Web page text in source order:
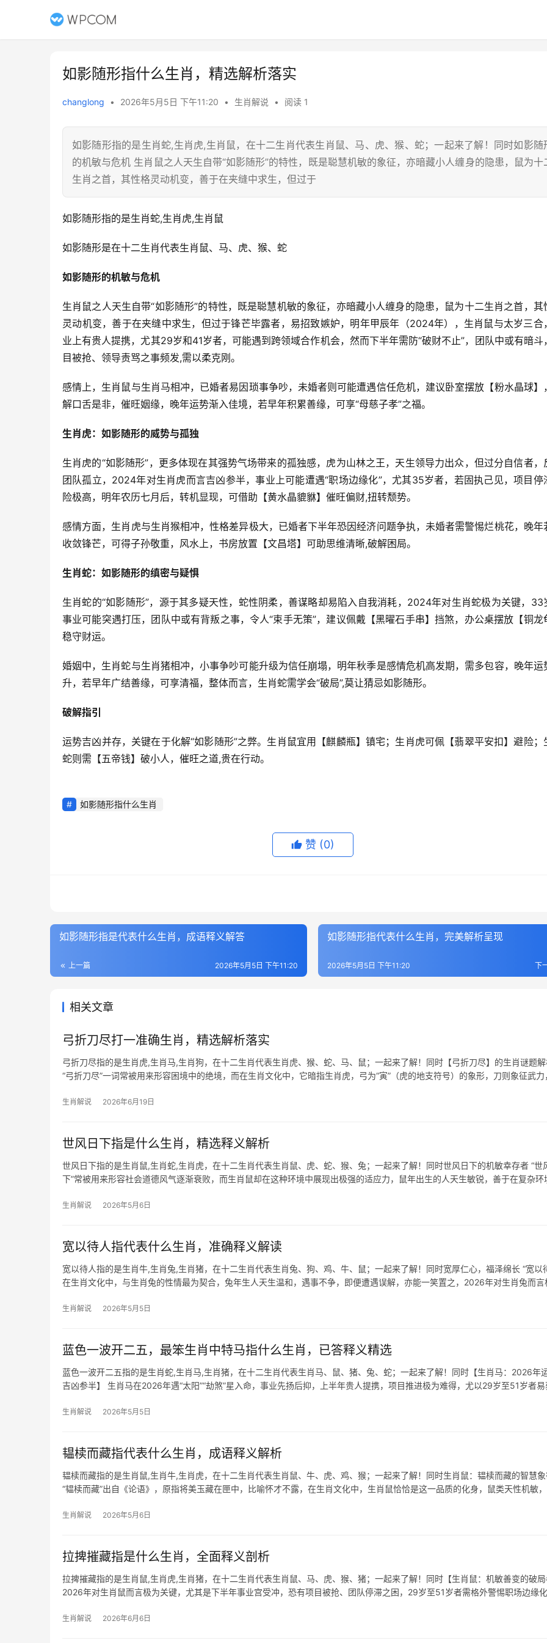
如影随形指什么生肖，精选解析落实
changlong • 2026年5月5日 下午11:20 • 生肖解说 • 阅读 1
如影随形指的是生肖蛇,生肖虎,生肖鼠，在十二生肖代表生肖鼠、马、虎、猴、蛇；一起来了解！同时如影随
的机敏与危机 生肖鼠之人天生自带“如影随形”的特性，既是聪慧机敏的象征，亦暗藏小人缠身的隐患，鼠为十
生肖之首，其性格灵动机变，善于在夹缝中求生，但过于
如影随形指的是生肖蛇,生肖虎,生肖鼠
如影随形是在十二生肖代表生肖鼠、马、虎、猴、蛇
如影随形的机敏与危机
生肖鼠之人天生自带“如影随形”的特性，既是聪慧机敏的象征，亦暗藏小人缠身的隐患，鼠为十二生肖之首，其
灵动机变，善于在夹缝中求生，但过于锋芒毕露者，易招致嫉妒，明年甲辰年（2024年），生肖鼠与太岁三合
业上有贵人提携，尤其29岁和41岁者，可能遇到跨领域合作机会，然而下半年需防“破财不止”，团队中或有暗斗
目被抢、领导责骂之事频发,需以柔克刚。
感情上，生肖鼠与生肖马相冲，已婚者易因琐事争吵，未婚者则可能遭遇信任危机，建议卧室摆放【粉水晶球】
解口舌是非，催旺姻缘，晚年运势渐入佳境，若早年积累善缘，可享“母慈子孝”之福。
生肖虎：如影随形的威势与孤独
生肖虎的“如影随形”，更多体现在其强势气场带来的孤独感，虎为山林之王，天生领导力出众，但过分自信者，
团队孤立，2024年对生肖虎而言吉凶参半，事业上可能遭遇“职场边缘化”，尤其35岁者，若固执己见，项目停
险极高，明年农历七月后，转机显现，可借助【黄水晶貔貅】催旺偏财,扭转颓势。
感情方面，生肖虎与生肖猴相冲，性格差异极大，已婚者下半年恐因经济问题争执，未婚者需警惕烂桃花，晚年
收敛锋芒，可得子孙敬重，风水上，书房放置【文昌塔】可助思维清晰,破解困局。
生肖蛇：如影随形的缜密与疑惧
生肖蛇的“如影随形”，源于其多疑天性，蛇性阴柔，善谋略却易陷入自我消耗，2024年对生肖蛇极为关键，33
事业可能突遇打压，团队中或有背叛之事，令人“束手无策”，建议佩戴【黑曜石手串】挡煞，办公桌摆放【铜龙
稳守财运。
婚姻中，生肖蛇与生肖猪相冲，小事争吵可能升级为信任崩塌，明年秋季是感情危机高发期，需多包容，晚年运
升，若早年广结善缘，可享清福，整体而言，生肖蛇需学会“破局”,莫让猜忌如影随形。
破解指引
运势吉凶并存，关键在于化解“如影随形”之弊。生肖鼠宜用【麒麟瓶】镇宅；生肖虎可佩【翡翠平安扣】避险；
蛇则需【五帝钱】破小人，催旺之道,贵在行动。
如影随形指什么生肖
赞 (0)
如影随形指是代表什么生肖，成语释义解答
上一篇 2026年5月5日 下午11:20
如影随形指代表什么生肖，完美解析呈现
下
2026年5月5日 下午11:20
相关文章
弓折刀尽打一准确生肖，精选解析落实
弓折刀尽指的是生肖虎,生肖马,生肖狗，在十二生肖代表生肖虎、猴、蛇、马、鼠；一起来了解！同时【弓折刀尽】的生肖谜题
“弓折刀尽”一词常被用来形容困境中的绝境，而在生肖文化中，它暗指生肖虎，弓为“寅”（虎的地支符号）的象形，刀则象征武力
生肖解说 2026年6月19日
世风日下指是什么生肖，精选释义解析
世风日下指的是生肖鼠,生肖蛇,生肖虎，在十二生肖代表生肖鼠、虎、蛇、猴、兔；一起来了解！同时世风日下的机敏幸存者 “世
下”常被用来形容社会道德风气逐渐衰败，而生肖鼠却在这种环境中展现出极强的适应力，鼠年出生的人天生敏锐，善于在复杂环
生肖解说 2026年5月6日
宽以待人指代表什么生肖，准确释义解读
宽以待人指的是生肖牛,生肖兔,生肖猪，在十二生肖代表生肖兔、狗、鸡、牛、鼠；一起来了解！同时宽厚仁心，福泽绵长 “宽以
在生肖文化中，与生肖兔的性情最为契合，兔年生人天生温和，遇事不争，即便遭遇误解，亦能一笑置之，2026年对生肖兔而言
生肖解说 2026年5月5日
蓝色一波开二五，最笨生肖中特马指什么生肖，已答释义精选
蓝色一波开二五指的是生肖蛇,生肖马,生肖猪，在十二生肖代表生肖马、鼠、猪、兔、蛇；一起来了解！同时【生肖马：2026年
吉凶参半】 生肖马在2026年遇“太阳”“劫煞”星入命，事业先扬后抑，上半年贵人提携，项目推进极为难得，尤以29岁至51岁者易
生肖解说 2026年5月5日
韫椟而藏指代表什么生肖，成语释义解析
韫椟而藏指的是生肖鼠,生肖牛,生肖虎，在十二生肖代表生肖鼠、牛、虎、鸡、猴；一起来了解！同时生肖鼠：韫椟而藏的智慧象
“韫椟而藏”出自《论语》，原指将美玉藏在匣中，比喻怀才不露，在生肖文化中，生肖鼠恰恰是这一品质的化身，鼠类天性机敏
生肖解说 2026年5月6日
拉捭摧藏指是什么生肖，全面释义剖析
拉捭摧藏指的是生肖鼠,生肖虎,生肖猪，在十二生肖代表生肖鼠、马、虎、猴、猪；一起来了解！同时【生肖鼠：机敏善变的破局
2026年对生肖鼠而言极为关键，尤其是下半年事业宫受冲，恐有项目被抢、团队停滞之困，29岁至51岁者需格外警惕职场边缘
生肖解说 2026年6月6日